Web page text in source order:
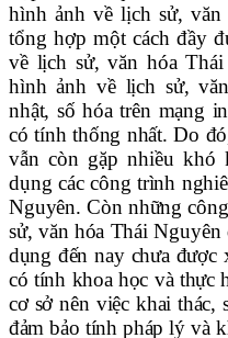
hình ảnh về lịch sử,
tổng hợp một cách đầy
về lịch sử, văn hóa
hình ảnh về lịch sử,
nhật, số hóa trên mạng
có tính thống nhất. Do
vẫn còn gặp nhiều khó
dụng các công trình
Nguyên. Còn những
sử, văn hóa Thái
dụng đến nay chưa
có tính khoa học và thực
cơ sở nên việc khai
đảm bảo tính pháp lý và